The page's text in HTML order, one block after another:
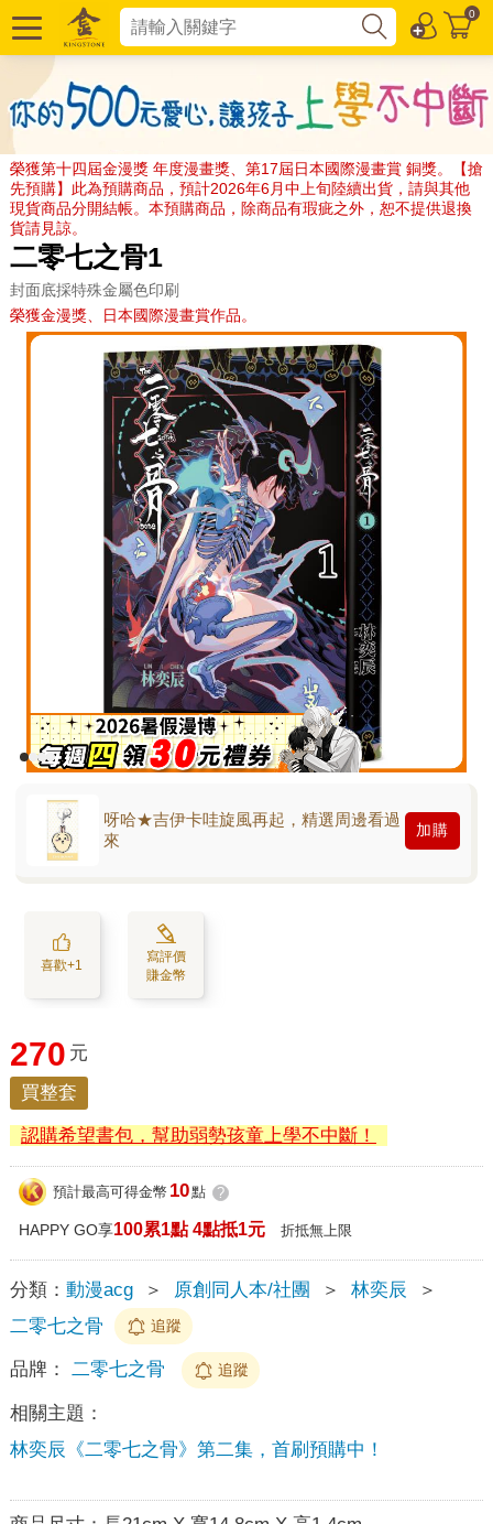
0
榮獲第十四屆金漫獎 年度漫畫獎、第17屆日本國際漫畫賞 銅獎。【搶
先預購】此為預購商品，預計2026年6月中上旬陸續出貨，請與其他
現貨商品分開結帳。本預購商品，除商品有瑕疵之外，恕不提供退換
貨請見諒。
二零七之骨1
封面底採特殊金屬色印刷
榮獲金漫獎、日本國際漫畫賞作品。
呀哈★吉伊卡哇旋風再起，精選周邊看過
來
加購
喜歡+1
寫評價
賺金幣
270 元
買整套
認購希望書包，幫助弱勢孩童上學不中斷！
預計最高可得金幣 10點 ?
HAPPY GO享100累1點 4點抵1元 折抵無上限
分類： 動漫acg ＞ 原創同人本/社團 ＞ 林奕辰
＞
二零七之骨
追蹤
品牌： 二零七之骨 追蹤
相關主題：
林奕辰《二零七之骨》第二集，首刷預購中！